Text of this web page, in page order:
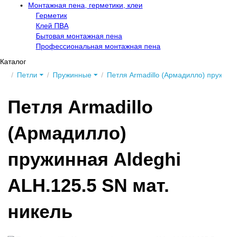
Монтажная пена, герметики, клеи
Герметик
Клей ПВА
Бытовая монтажная пена
Профессиональная монтажная пена
Каталог
Петли
Пружинные Петля Armadillo (Армадилло)
Петля Armadillo
(Армадилло)
пружинная Aldeghi
ALH.125.5 SN мат.
никель